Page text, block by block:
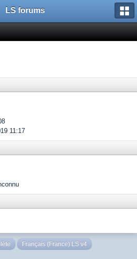
LS forums
11:17
Français (France) LS v4